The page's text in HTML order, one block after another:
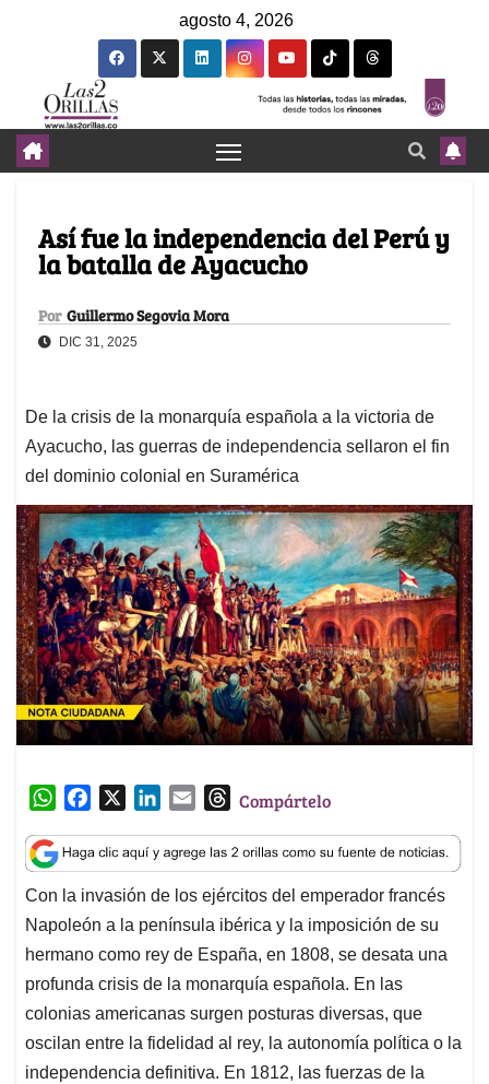
agosto 4, 2026
Así fue la independencia del Perú y
la batalla de Ayacucho
Por Guillermo Segovia Mora
DIC 31, 2025
De la crisis de la monarquía española a la victoria de
Ayacucho, las guerras de independencia sellaron el fin
del dominio colonial en Suramérica
W
a
t
s
A
p
p
c
e
b
o
o
k
n
k
e
d
I
n
a
i
l
T
r
e
a
d
s
Compártelo
Con la invasión de los ejércitos del emperador francés
Napoleón a la península ibérica y la imposición de su
hermano como rey de España, en 1808, se desata una
profunda crisis de la monarquía española. En las
colonias americanas surgen posturas diversas, que
oscilan entre la fidelidad al rey, la autonomía política o la
independencia definitiva. En 1812, las fuerzas de la